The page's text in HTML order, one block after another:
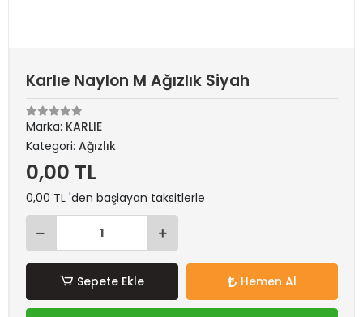
Karlıe Naylon M Ağızlık Siyah
Marka: KARLIE
Kategori: Ağızlık
0,00 TL
0,00 TL 'den başlayan taksitlerle
Sepete Ekle Hemen Al